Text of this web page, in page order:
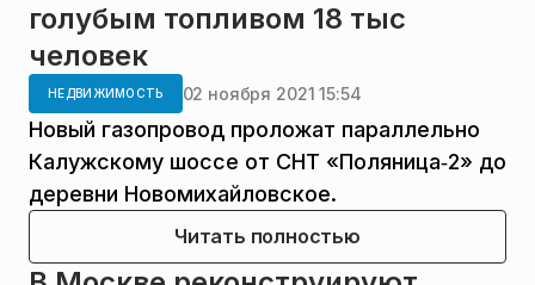
голубым топливом 18 тыс
человек
НЕДВИЖИМОСТЬ 02 ноября 2021 15:54
Новый газопровод проложат параллельно
Калужскому шоссе от СНТ «Поляница‑2» до
деревни Новомихайловское.
Читать полностью